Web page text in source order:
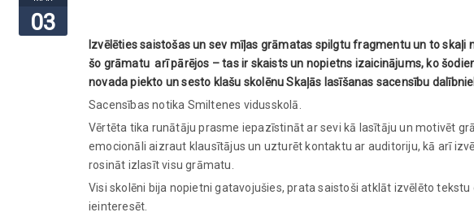
03
Izvēlēties saistošas un sev mīļas grāmatas spilgtu fragmentu un to
šo grāmatu arī pārējos – tas ir skaists un nopietns izaicinājums, ko
novada piekto un sesto klašu skolēnu Skaļās lasīšanas sacensību
Sacensības notika Smiltenes vidusskolā.
Vērtēta tika runātāju prasme iepazīstināt ar sevi kā lasītāju un motivēt
emocionāli aizraut klausītājus un uzturēt kontaktu ar auditoriju, kā arī
rosināt izlasīt visu grāmatu.
Visi skolēni bija nopietni gatavojušies, prata saistoši atklāt izvēlēto
ieinteresēt.